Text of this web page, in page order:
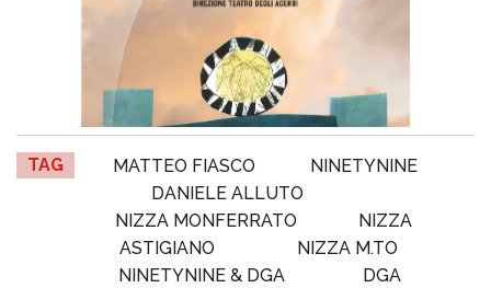
TAG MATTEO FIASCO
NINETYNINE
DANIELE ALLUTO
NIZZA MONFERRATO
NIZZA
ASTIGIANO
NIZZA M.TO
NINETYNINE & DGA
DGA